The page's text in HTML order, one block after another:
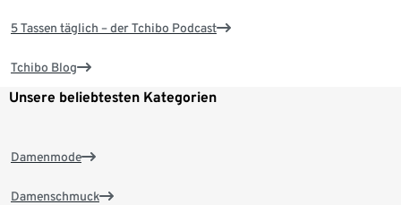
5 Tassen täglich – der Tchibo Podcast
Tchibo Blog
Unsere beliebtesten Kategorien
Damenmode
Damenschmuck